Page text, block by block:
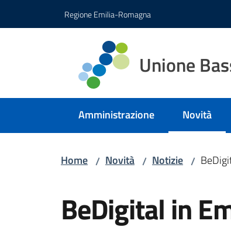
Regione Emilia-Romagna
Unione
Amministrazione Novità
Menu
Home / Novità / Notizie /
BeDigital in